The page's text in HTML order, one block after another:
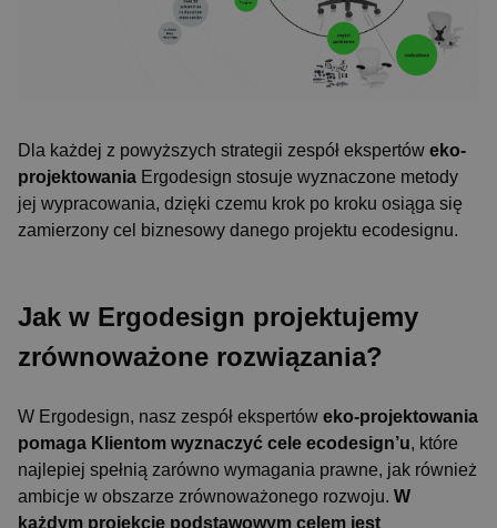
Dla każdej z powyższych strategii zespół ekspertów eko-
projektowania Ergodesign stosuje wyznaczone metody
jej wypracowania, dzięki czemu krok po kroku osiąga się
zamierzony cel biznesowy danego projektu ecodesignu.
Jak w Ergodesign projektujemy
zrównoważone rozwiązania?
W Ergodesign, nasz zespół ekspertów eko-projektowania
pomaga Klientom wyznaczyć cele ecodesign’u, które
najlepiej spełnią zarówno wymagania prawne, jak również
ambicje w obszarze zrównoważonego rozwoju. W
każdym projekcie podstawowym celem jest
Niezbędne pliki cookie umożliwiają korzystanie z
podstawowych funkcji strony internetowej, takich
jak logowanie użytkownika i zarządzanie kontem.
Bez niezbędnych plików cookie nie można
prawidłowo korzystać ze strony internetowej.
__cf_bm
Cloudflare Inc.
.hsadspixel.net
29
__cf_bm
Cloudflare Inc.
.hs-analytics.net
29
Polityce prywatności Google